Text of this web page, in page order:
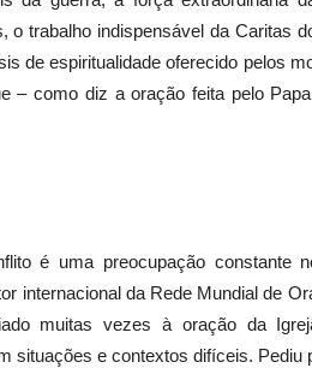
trabalho indispensável da Caritas
de espiritualidade oferecido pelos
– como diz a oração feita pelo
é uma preocupação constante
internacional da Rede Mundial de
muitas vezes à oração da
situações e contextos difíceis. Pediu